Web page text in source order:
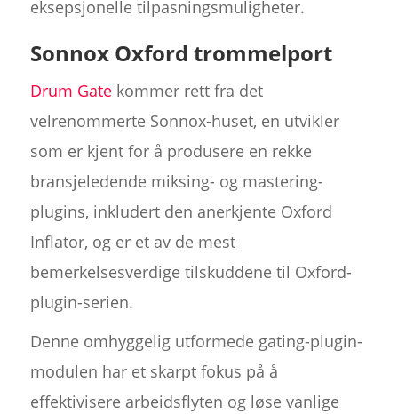
eksepsjonelle tilpasningsmuligheter.
Sonnox Oxford trommelport
Drum Gatekommer rett fra det
velrenommerte Sonnox-huset, en utvikler
som er kjent for å produsere en rekke
bransjeledende miksing- og mastering-
plugins, inkludert den anerkjente Oxford
Inflator, og er et av de mest
bemerkelsesverdige tilskuddene til Oxford-
plugin-serien.
Denne omhyggelig utformede gating-plugin-
modulen har et skarpt fokus på å
effektivisere arbeidsflyten og løse vanlige